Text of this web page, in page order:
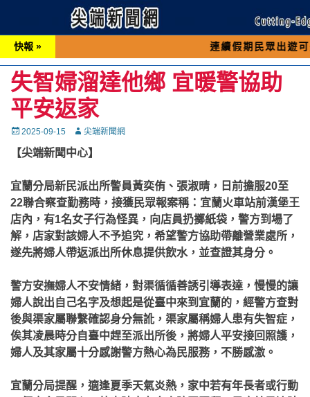
快報 » 連續假期民眾出遊可先撥打交
失智婦溜達他鄉 宜暖警協助
平安返家
Posted
2025-09-15 Autor尖端新聞網
【尖端新聞中心】
宜蘭分局新民派出所警員黃奕侑、張淑晴，日前擔服20至
22聯合察查勤務時，接獲民眾報案稱：宜蘭火車站前漢堡王
店內，有1名女子行為怪異，向店員扔擲紙袋，警方到場了
解，店家對該婦人不予追究，希望警方協助帶離營業處所，
遂先將婦人帶返派出所休息提供飲水，並查證其身分。
警方安撫婦人不安情緒，對渠循循善誘引導表達，慢慢的讓
婦人說出自己名字及想起是從臺中來到宜蘭的，經警方查對
後與渠家屬聯繫確認身分無訛，渠家屬稱婦人患有失智症，
俟其凌晨時分自臺中趕至派出所後，將婦人平安接回照護，
婦人及其家屬十分感謝警方熱心為民服務，不勝感激。
宜蘭分局提醒，適逢夏季天氣炎熱，家中若有年長者或行動